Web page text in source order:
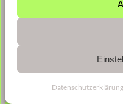
Datenschutzerklärung